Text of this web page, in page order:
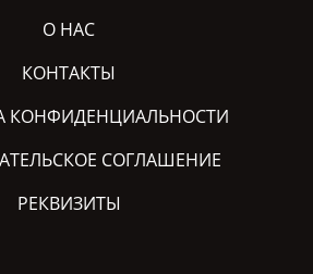
О НАС
КОНТАКТЫ
КОНФИДЕНЦИАЛЬНОСТИ
СОГЛАШЕНИЕ
РЕКВИЗИТЫ